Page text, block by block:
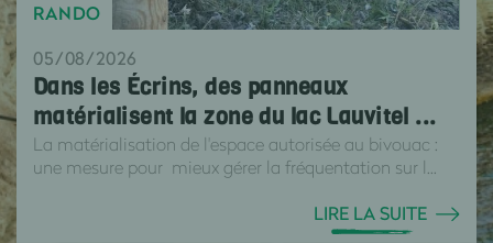
RANDO
05/08/2026
Dans les Écrins, des panneaux
matérialisent la zone du lac Lauvitel ...
La matérialisation de l'espace autorisée au bivouac :
une mesure pour mieux gérer la fréquentation sur l...
LIRE LA SUITE